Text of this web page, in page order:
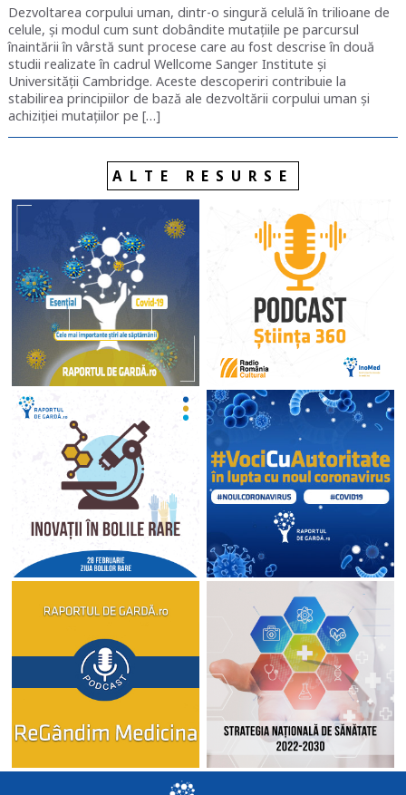
Dezvoltarea corpului uman, dintr-o singură celulă în trilioane de
celule, şi modul cum sunt dobândite mutaţiile pe parcursul
înaintării în vârstă sunt procese care au fost descrise în două
studii realizate în cadrul Wellcome Sanger Institute şi
Universităţii Cambridge. Aceste descoperiri contribuie la
stabilirea principiilor de bază ale dezvoltării corpului uman şi
achiziţiei mutaţiilor pe […]
ALTE RESURSE